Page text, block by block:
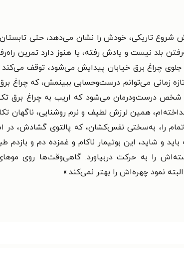
شروع تاریکی، خودش را نشان می‌دهد، حتی
بلد نیست و یادش رفته، یا هنوز دارد تمرین
جلوی چراغ برق خیابان پیدایش می‌شود، توقف
زمانی می‌توانم درست‌وحسابی ببینمش، که چراغ
شخص درست‌ودرمان می‌شود که اریب به چراغ برق
همین لرزش لطیف و نرم روشنایی، ناگهان
را، به‌سختی نفس‌کشان، که پالتوی گشادش، در
و شاید، این بوتیمار ناکام و غمزده دم و بازدم
را به حرکت دربیاورد. گاهی‌وقت‌ها روی
نمود چهره‌اش را بهتر نمی‌کند.»